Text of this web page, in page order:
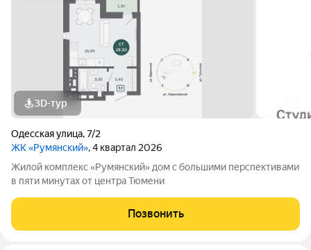
3D-тур
Одесская улица,7/2
ЖК «Румянский», 4 квартал 2026
Жилой комплекс «Румянский» дом с большими перспективами
в пяти минутах от центра Тюмени
Позвонить